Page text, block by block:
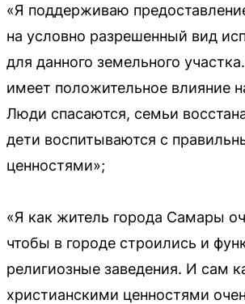
«Я поддерживаю
на условно разрешенный вид
для данного земельного
имеет положительное влияние
Люди спасаются, семьи
дети воспитываются с
ценностями»;
«Я как житель города Самары
чтобы в городе строились и
религиозные заведения. И сам
христианскими ценностями